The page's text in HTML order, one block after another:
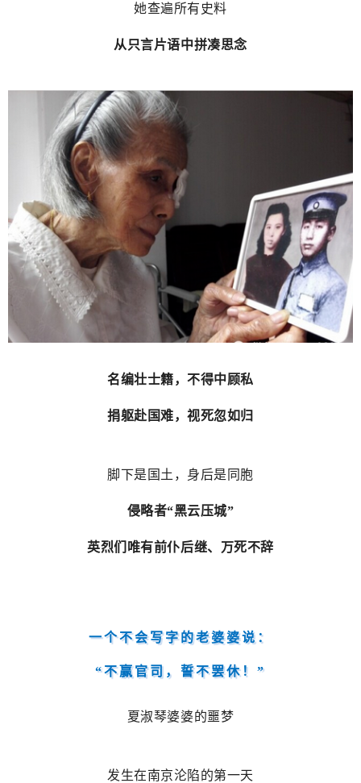
她查遍所有史料
从只言片语中拼凑思念
名编壮士籍，不得中顾私
捐躯赴国难，视死忽如归
脚下是国土，身后是同胞
侵略者“黑云压城”
英烈们唯有前仆后继、万死不辞
一个不会写字的老婆婆说：
“不赢官司，誓不罢休！”
夏淑琴婆婆的噩梦
发生在南京沦陷的第一天